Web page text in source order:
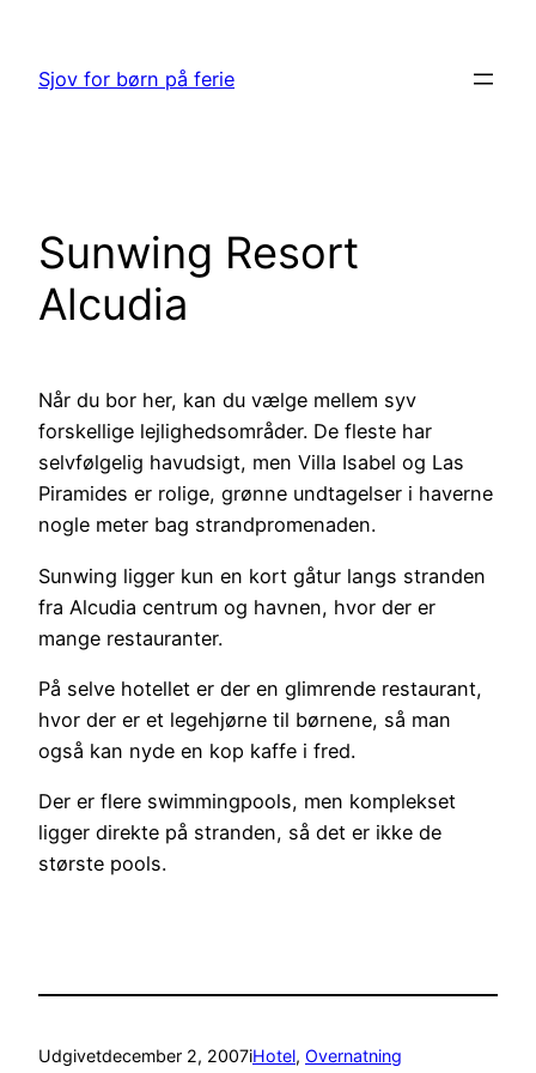
indhold
Sjov for børn på ferie
Sunwing Resort
Alcudia
Når du bor her, kan du vælge mellem syv
forskellige lejlighedsområder. De fleste har
selvfølgelig havudsigt, men Villa Isabel og Las
Piramides er rolige, grønne undtagelser i haverne
nogle meter bag strandpromenaden.
Sunwing ligger kun en kort gåtur langs stranden
fra Alcudia centrum og havnen, hvor der er
mange restauranter.
På selve hotellet er der en glimrende restaurant,
hvor der er et legehjørne til børnene, så man
også kan nyde en kop kaffe i fred.
Der er flere swimmingpools, men komplekset
ligger direkte på stranden, så det er ikke de
største pools.
Udgivetdecember 2, 2007iHotel, Overnatning